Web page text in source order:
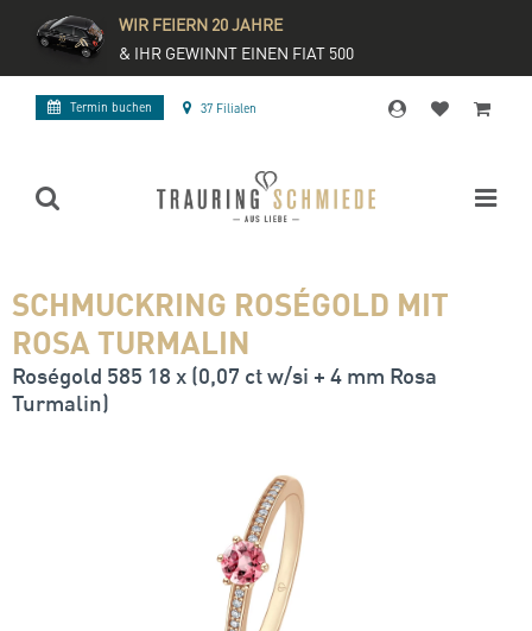
WIR FEIERN 20 JAHRE
& IHR GEWINNT EINEN FIAT 500
Termin buchen 37 Filialen
SCHMUCKRING ROSÉGOLD MIT
ROSA TURMALIN
Roségold 585 18 x (0,07 ct w/si + 4 mm Rosa
Turmalin)